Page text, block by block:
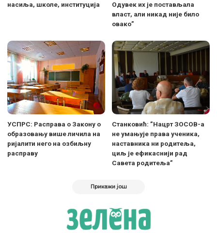
насиља, школе, институција
Одувек их је постављала
власт, али никад није било
овако”
УСПРС: Расправа о Закону о
образовању више личила на
ријалити него на озбиљну
расправу
Станковић: ”Нацрт ЗОСОВ-а
не умањује права ученика,
наставника ни родитеља,
циљ је ефикаснији рад
Савета родитеља”
Прикажи још